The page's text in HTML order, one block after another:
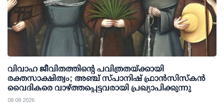
വിവാഹ ജീവിതത്തിന്റെ പവിത്രതയ്ക്കായി
രക്തസാക്ഷിത്വം; അഞ്ച് സ്പാനിഷ് ഫ്രാന്‍സിസ്‌കന്‍
വൈദികരെ വാഴ്ത്തപ്പെട്ടവരായി പ്രഖ്യാപിക്കുന്നു
08 08 2026